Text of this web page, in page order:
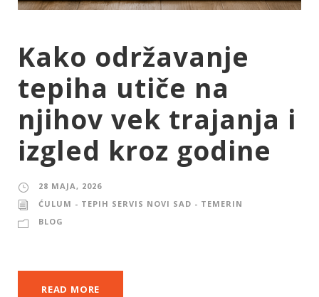
Kako održavanje
tepiha utiče na
njihov vek trajanja i
izgled kroz godine
28 MAJA, 2026
ĆULUM - TEPIH SERVIS NOVI SAD - TEMERIN
BLOG
READ MORE